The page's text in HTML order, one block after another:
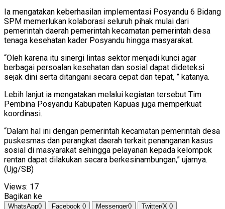
Ia mengatakan keberhasilan implementasi Posyandu 6 Bidang
SPM memerlukan kolaborasi seluruh pihak mulai dari
pemerintah daerah pemerintah kecamatan pemerintah desa
tenaga kesehatan kader Posyandu hingga masyarakat.
“Oleh karena itu sinergi lintas sektor menjadi kunci agar
berbagai persoalan kesehatan dan sosial dapat dideteksi
sejak dini serta ditangani secara cepat dan tepat, ” katanya.
Lebih lanjut ia mengatakan melalui kegiatan tersebut Tim
Pembina Posyandu Kabupaten Kapuas juga memperkuat
koordinasi.
“Dalam hal ini dengan pemerintah kecamatan pemerintah desa
puskesmas dan perangkat daerah terkait penanganan kasus
sosial di masyarakat sehingga pelayanan kepada kelompok
rentan dapat dilakukan secara berkesinambungan,” ujarnya.
(Ujg/SB)
Views: 17
Bagikan ke
WhatsApp0 Facebook 0 Messenger0 Twitter/X 0